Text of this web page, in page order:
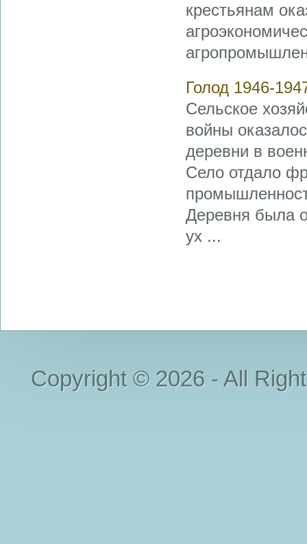
крестьянам
Голод 1946-
Сельское
войны
деревни в
Село отдало
Деревня была
ух ...
Copyright © 2026 - All